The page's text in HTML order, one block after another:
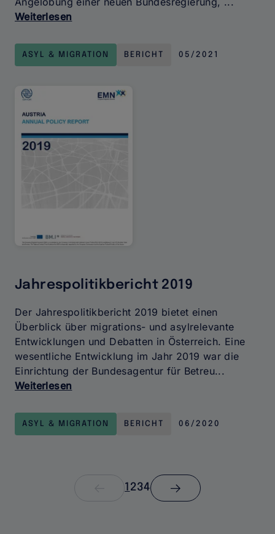
Weiterlesen
2020
ASYL & MIGRATION BERICHT 05/2021
Jahrespolitikbericht 2019
Der Jahrespolitikbericht 2019 bietet einen
Überblick über migrations- und asylrelevante
Entwicklungen und Debatten in Österreich. Eine
wesentliche Entwicklung im Jahr 2019 war die
Einrichtung der Bundesagentur für Betreu...
Weiterlesen
2019
ASYL & MIGRATION BERICHT 06/2020
Seitennummerierung
Seite
1 Seite
2Seite
3Seite
4
Nächste
Seite